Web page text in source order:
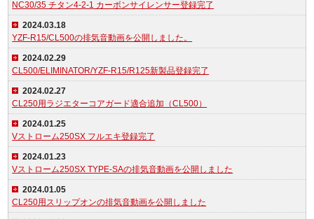
NC30/35 チタン4-2-1 カーボンサイレンサー登録完了
2024.03.18
YZF-R15/CL500の排気音動画を公開しました。
2024.02.29
CL500/ELIMINATOR/YZF-R15/R125新製品登録完了
2024.02.27
CL250用ラジエターコアガード適合追加（CL500）
2024.01.25
Vストローム250SX フルエキ登録完了
2024.01.23
Vストローム250SX TYPE-SAの排気音動画を公開しました
2024.01.05
CL250用スリップオンの排気音動画を公開しました